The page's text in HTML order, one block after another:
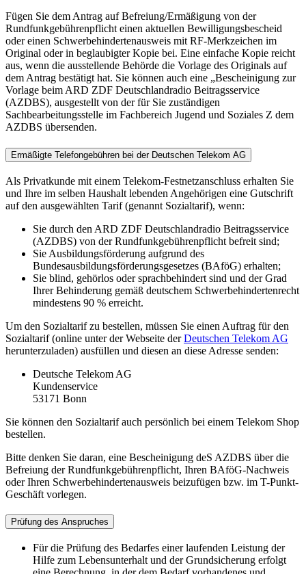
Fügen Sie dem Antrag auf Befreiung/Ermäßigung von der
Rundfunkgebührenpflicht einen aktuellen Bewilligungsbescheid
oder einen Schwerbehindertenausweis mit RF-Merkzeichen im
Original oder in beglaubigter Kopie bei. Eine einfache Kopie reicht
aus, wenn die ausstellende Behörde die Vorlage des Originals auf
dem Antrag bestätigt hat. Sie können auch eine „Bescheinigung zur
Vorlage beim ARD ZDF Deutschlandradio Beitragsservice
(AZDBS), ausgestellt von der für Sie zuständigen
Sachbearbeitungsstelle im Fachbereich Jugend und Soziales Z dem
AZDBS übersenden.
Ermäßigte Telefongebühren bei der Deutschen Telekom AG
Als Privatkunde mit einem Telekom-Festnetzanschluss erhalten Sie
und Ihre im selben Haushalt lebenden Angehörigen eine Gutschrift
auf den ausgewählten Tarif (genannt Sozialtarif), wenn:
Sie durch den ARD ZDF Deutschlandradio Beitragsservice
(AZDBS) von der Rundfunkgebührenpflicht befreit sind;
Sie Ausbildungsförderung aufgrund des
Bundesausbildungsförderungsgesetzes (BAföG) erhalten;
Sie blind, gehörlos oder sprachbehindert sind und der Grad
Ihrer Behinderung gemäß deutschem Schwerbehindertenrecht
mindestens 90 % erreicht.
Um den Sozialtarif zu bestellen, müssen Sie einen Auftrag für den
Sozialtarif (online unter der Webseite derDeutschen Telekom AG
herunterzuladen) ausfüllen und diesen an diese Adresse senden:
Deutsche Telekom AG
Kundenservice
53171 Bonn
Sie können den Sozialtarif auch persönlich bei einem Telekom Shop
bestellen.
Bitte denken Sie daran, eine Bescheinigung deS AZDBS über die
Befreiung der Rundfunkgebührenpflicht, Ihren BAföG-Nachweis
oder Ihren Schwerbehindertenausweis beizufügen bzw. im T-Punkt-
Geschäft vorlegen.
Prüfung des Anspruches
Für die Prüfung des Bedarfes einer laufenden Leistung der
Hilfe zum Lebensunterhalt und der Grundsicherung erfolgt